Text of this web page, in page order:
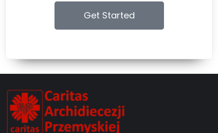
Get Started